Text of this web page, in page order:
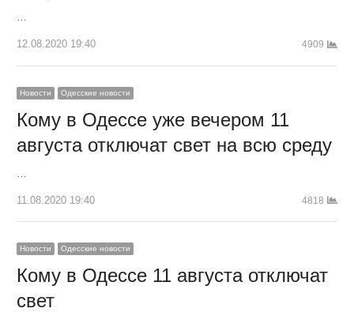
12.08.2020 19:40 4909
Новости Одесские новости
Кому в Одессе уже вечером 11
августа отключат свет на всю среду
11.08.2020 19:40 4818
Новости Одесские новости
Кому в Одессе 11 августа отключат
свет